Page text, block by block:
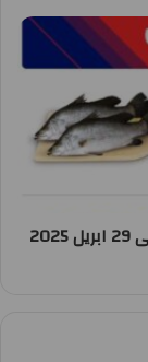
عروض كارفور السعودية اليوم 23 ابريل حتى 29 ابريل 2025